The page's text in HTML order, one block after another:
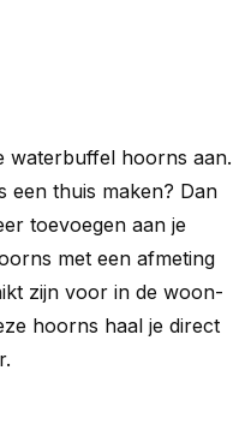
waterbuffel hoorns aan.
een thuis maken? Dan
toevoegen aan je
met een afmeting
zijn voor in de woon-
hoorns haal je direct